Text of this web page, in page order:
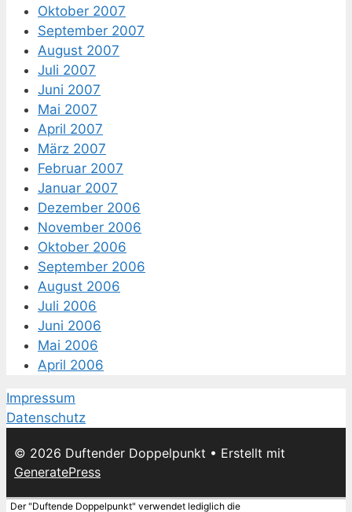
Oktober 2007
September 2007
August 2007
Juli 2007
Juni 2007
Mai 2007
April 2007
März 2007
Februar 2007
Januar 2007
Dezember 2006
November 2006
Oktober 2006
September 2006
August 2006
Juli 2006
Juni 2006
Mai 2006
April 2006
Impressum
Datenschutz
© 2026 Duftender Doppelpunkt • Erstellt mit
GeneratePress
Der "Duftende Doppelpunkt" verwendet lediglich die